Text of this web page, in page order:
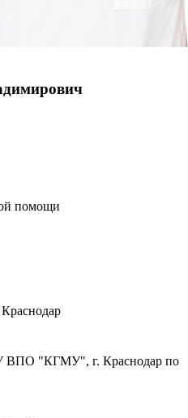
помощи
ВПО "КГМУ", г. Краснодар по